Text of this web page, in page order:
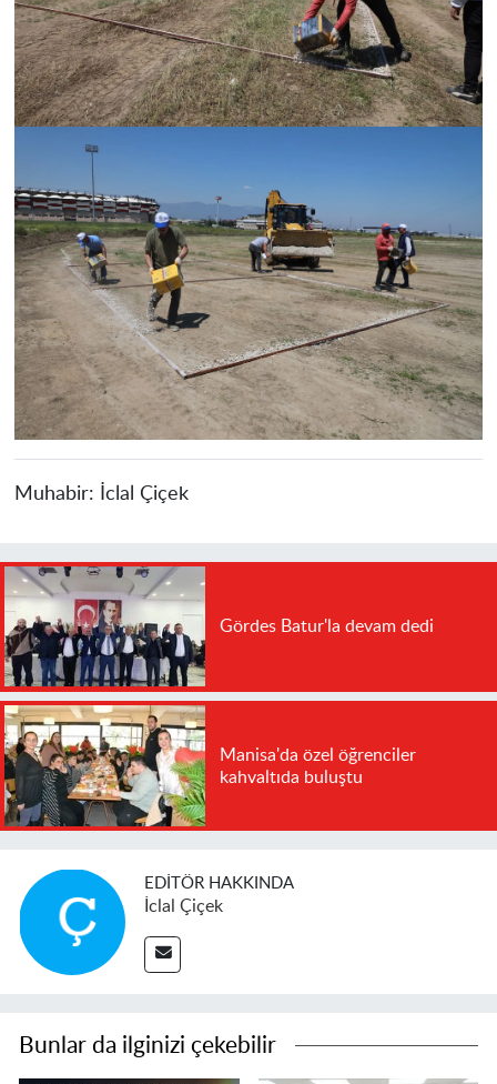
Muhabir: İclal Çiçek
Gördes Batur'la devam dedi
Manisa'da özel öğrenciler
kahvaltıda buluştu
EDITÖR HAKKINDA
İclal Çiçek
Bunlar da ilginizi çekebilir